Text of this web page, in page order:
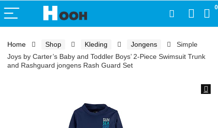
0
Home Shop Kleding Jongens
Simple
Joys by Carter’s Baby and Toddler Boys’ 2-Piece Swimsuit Trunk
and Rashguard jongens Rash Guard Set